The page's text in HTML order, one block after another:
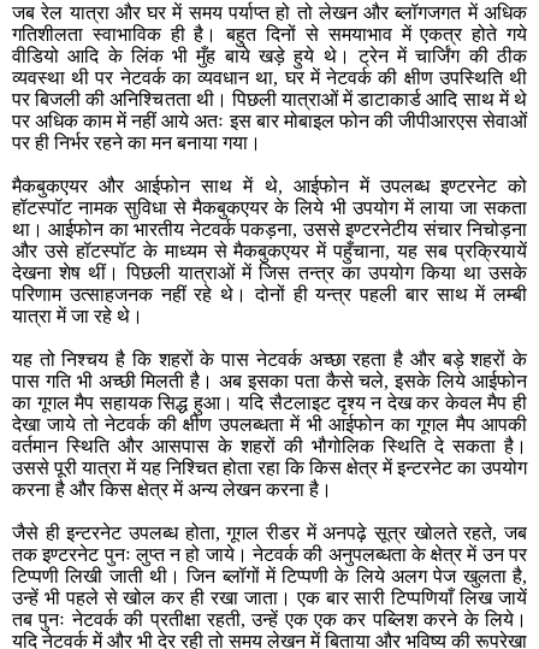
जब रेल यात्रा और घर में समय पर्याप्त हो तो लेखन और ब्लॉगजगत में अधिक
गतिशीलता स्वाभाविक ही है। बहुत दिनों से समयाभाव में एकत्र होते गये
वीडियो आदि के लिंक भी मुँह बाये खड़े हुये थे। ट्रेन में चार्जिंग की ठीक
व्यवस्था थी पर नेटवर्क का व्यवधान था, घर में नेटवर्क की क्षीण उपस्थिति थी
पर बिजली की अनिश्चितता थी। पिछली यात्राओं में डाटाकार्ड आदि साथ में थे
पर अधिक काम में नहीं आये अतः इस बार मोबाइल फोन की जीपीआरएस सेवाओं
पर ही निर्भर रहने का मन बनाया गया।
मैकबुकएयर और आईफोन साथ में थे, आईफोन में उपलब्ध इण्टरनेट को
हॉटस्पॉट नामक सुविधा से मैकबुकएयर के लिये भी उपयोग में लाया जा सकता
था। आईफोन का भारतीय नेटवर्क पकड़ना, उससे इण्टरनेटीय संचार निचोड़ना
और उसे हॉटस्पॉट के माध्यम से मैकबुकएयर में पहुँचाना, यह सब प्रक्रियायें
देखना शेष थीं। पिछली यात्राओं में जिस तन्त्र का उपयोग किया था उसके
परिणाम उत्साहजनक नहीं रहे थे। दोनों ही यन्त्र पहली बार साथ में लम्बी
यात्रा में जा रहे थे।
यह तो निश्चय है कि शहरों के पास नेटवर्क अच्छा रहता है और बड़े शहरों के
पास गति भी अच्छी मिलती है। अब इसका पता कैसे चले, इसके लिये आईफोन
का गूगल मैप सहायक सिद्ध हुआ। यदि सैटलाइट दृश्य न देख कर केवल मैप ही
देखा जाये तो नेटवर्क की क्षीण उपलब्धता में भी आईफोन का गूगल मैप आपकी
वर्तमान स्थिति और आसपास के शहरों की भौगोलिक स्थिति दे सकता है।
उससे पूरी यात्रा में यह निश्चित होता रहा कि किस क्षेत्र में इन्टरनेट का उपयोग
करना है और किस क्षेत्र में अन्य लेखन करना है।
जैसे ही इन्टरनेट उपलब्ध होता, गूगल रीडर में अनपढ़े सूत्र खोलते रहते, जब
तक इण्टरनेट पुनः लुप्त न हो जाये। नेटवर्क की अनुपलब्धता के क्षेत्र में उन पर
टिप्पणी लिखी जाती थी। जिन ब्लॉगों में टिप्पणी के लिये अलग पेज खुलता है,
उन्हें भी पहले से खोल कर ही रखा जाता। एक बार सारी टिप्पणियाँ लिख जायें
तब पुनः नेटवर्क की प्रतीक्षा रहती, उन्हें एक एक कर पब्लिश करने के लिये।
यदि नेटवर्क में और भी देर रही तो समय लेखन में बिताया और भविष्य की रूपरेखा